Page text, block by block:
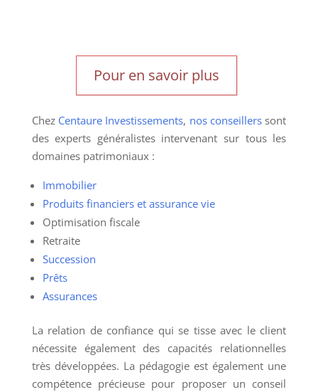
Pour en savoir plus
Chez Centaure Investissements, nos conseillerssont
des experts généralistes intervenant sur tous les
domaines patrimoniaux :
Immobilier
Produits financiers et assurance vie
Optimisation fiscale
Retraite
Succession
Prêts
Assurances
La relation de confiance qui se tisse avec le client
nécessite également des capacités relationnelles
très développées. La pédagogie est également une
compétence précieuse pour proposer un conseil